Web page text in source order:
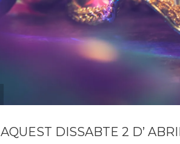
AQUEST DISSABTE 2 D’